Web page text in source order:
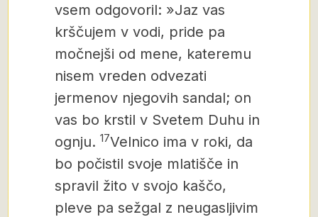
vsem odgovoril: »Jaz vas
krščujem v vodi, pride pa
močnejši od mene, kateremu
nisem vreden odvezati
jermenov njegovih sandal; on
vas bo krstil v Svetem Duhu in
ognju. 17Velnico ima v roki, da
bo počistil svoje mlatišče in
spravil žito v svojo kaščo,
pleve pa sežgal z neugasljivim